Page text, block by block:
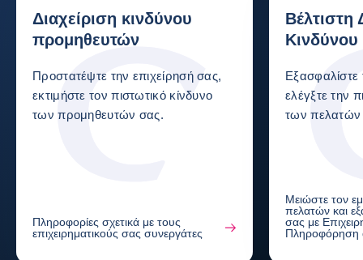
Διαχείριση κινδύνου
προμηθευτών
Προστατέψτε την επιχείρησή σας,
εκτιμήστε τον πιστωτικό κίνδυνο
των προμηθευτών σας.
Πληροφορίες σχετικά με τους
επιχειρηματικούς σας συνεργάτες
Βέλτιστη
Εξασφαλίστε
ελέγξτε την
των πελατών
Μειώστε τον
πελατών και
σας με
Πληροφόρηση